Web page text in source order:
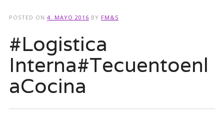
POSTED ON 4. MAYO 2016 BY FM&S
#Logistica
Interna#Tecuentoenl
aCocina